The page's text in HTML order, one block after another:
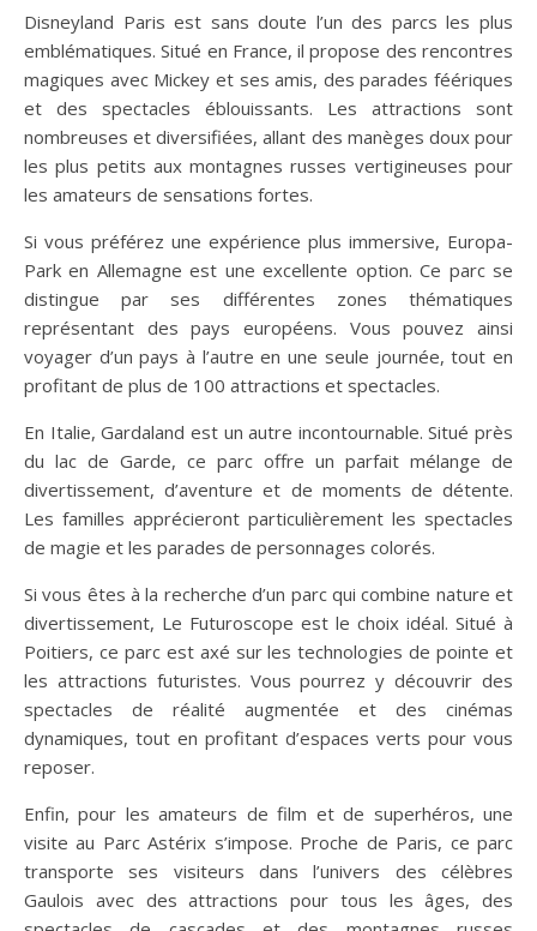
Disneyland Paris est sans doute l’un des parcs les plus
emblématiques. Situé en France, il propose des rencontres
magiques avec Mickey et ses amis, des parades féériques
et des spectacles éblouissants. Les attractions sont
nombreuses et diversifiées, allant des manèges doux pour
les plus petits aux montagnes russes vertigineuses pour
les amateurs de sensations fortes.
Si vous préférez une expérience plus immersive, Europa-
Park en Allemagne est une excellente option. Ce parc se
distingue par ses différentes zones thématiques
représentant des pays européens. Vous pouvez ainsi
voyager d’un pays à l’autre en une seule journée, tout en
profitant de plus de 100 attractions et spectacles.
En Italie, Gardaland est un autre incontournable. Situé près
du lac de Garde, ce parc offre un parfait mélange de
divertissement, d’aventure et de moments de détente.
Les familles apprécieront particulièrement les spectacles
de magie et les parades de personnages colorés.
Si vous êtes à la recherche d’un parc qui combine nature et
divertissement, Le Futuroscope est le choix idéal. Situé à
Poitiers, ce parc est axé sur les technologies de pointe et
les attractions futuristes. Vous pourrez y découvrir des
spectacles de réalité augmentée et des cinémas
dynamiques, tout en profitant d’espaces verts pour vous
reposer.
Enfin, pour les amateurs de film et de superhéros, une
visite au Parc Astérix s’impose. Proche de Paris, ce parc
transporte ses visiteurs dans l’univers des célèbres
Gaulois avec des attractions pour tous les âges, des